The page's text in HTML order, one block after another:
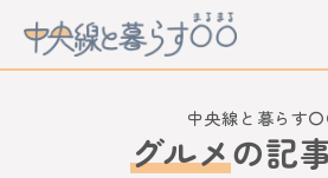
中央線と暮らす
グルメの記